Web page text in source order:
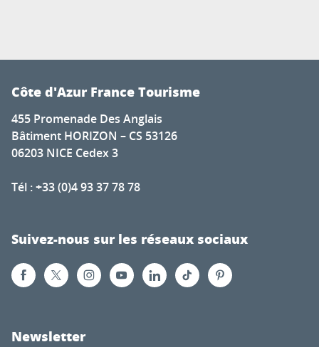
Côte d'Azur France Tourisme
455 Promenade Des Anglais
Bâtiment HORIZON – CS 53126
06203 NICE Cedex 3
Tél : +33 (0)4 93 37 78 78
Suivez-nous sur les réseaux sociaux
Newsletter